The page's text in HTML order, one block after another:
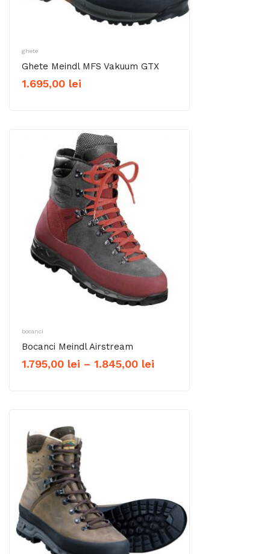
ghete
Ghete Meindl MFS Vakuum GTX
1.695,00 lei
bocanci
Bocanci Meindl Airstream
1.795,00 lei – 1.845,00 lei